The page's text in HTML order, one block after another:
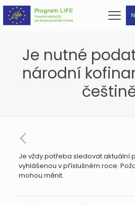
Je nutné
národní
Je vždy potřeba sledovat aktuální
vyhlášenou v příslušném roce.
mohou měnit.